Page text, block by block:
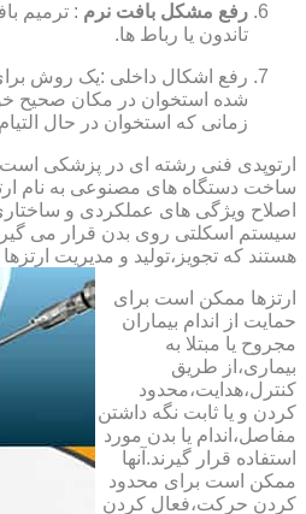
رفع مشکل بافت نرم : ترمیم
تاندون یا رباط ها.
رفع اشکال داخلی :یک روش
شده استخوان در مکان صحیح خود
زمانی که استخوان در حال
ارتوپدی فنی رشته ای در پزشکی
ساخت دستگاه های مصنوعی به نام
اصلاح ویژگی های عملکردی و
سیستم اسکلتی روی بدن قرار می
هستند که تجویز،تولید و مدیریت
ارتزها ممکن است برای
حمایت از اندام بیماران
مجروح یا مبتلا به
بیماری،از طریق
کنترل،هدایت،محدود
کردن و یا ثابت نگه داشتن
مفاصل،اندام یا بدن مورد
استفاده قرار گیرند.آنها
ممکن است برای محدود
کردن حرکت،فعال کردن